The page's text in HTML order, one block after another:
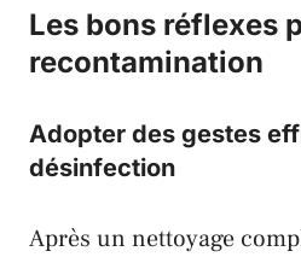
Les bons réflexes
recontamination
Adopter des gestes
désinfection
Après un nettoyage